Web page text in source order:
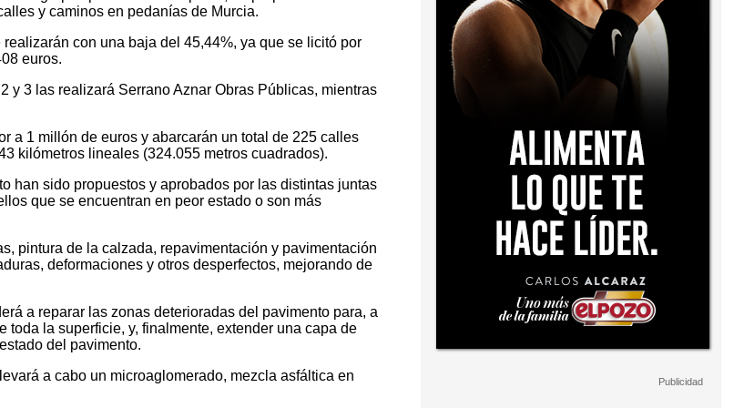
y caminos en pedanías de Murcia.
con una baja del 45,44%, ya que se licitó por
euros.
y 3 las realizará Serrano Aznar Obras Públicas, mientras
a 1 millón de euros y abarcarán un total de 225 calles
kilómetros lineales (324.055 metros cuadrados).
han sido propuestos y aprobados por las distintas juntas
que se encuentran en peor estado o son más
pintura de la calzada, repavimentación y pavimentación
deformaciones y otros desperfectos, mejorando de
a reparar las zonas deterioradas del pavimento para, a
la superficie, y, finalmente, extender una capa de
del pavimento.
a cabo un microaglomerado, mezcla asfáltica en